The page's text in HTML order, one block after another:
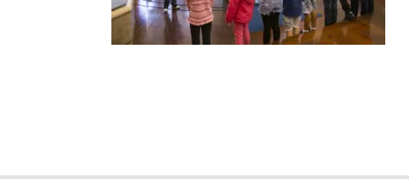
Região
Episcopal